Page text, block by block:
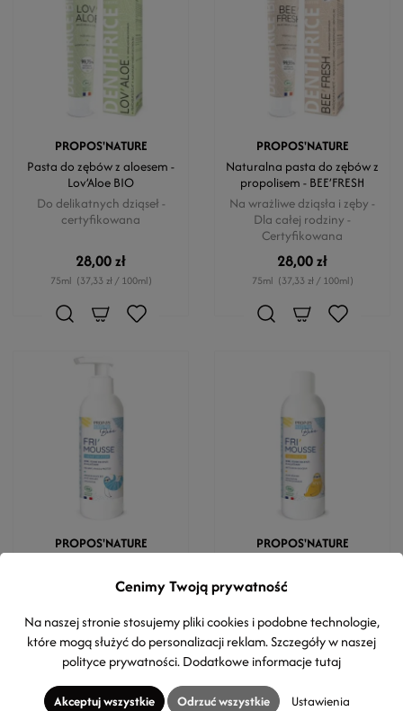
PROPOS'NATURE
Pasta do zębów z aloesem -
Lov’Aloe BIO
Do delikatnych dziąseł -
certyfikowana
28,00 zł
75ml (37,33 zł / 100ml)
PROPOS'NATURE
Naturalna pasta do zębów z
propolisem - BEE’FRESH
Na wrażliwe dziąsła i zęby -
Dla całej rodziny -
Certyfikowana
28,00 zł
75ml (37,33 zł / 100ml)
PROPOS'NATURE
Fri'Mousse
Chroni skórę, łagodzi
podrażnienia
69,00 zł
PROPOS'NATURE
Fri'Mousse
barwników, bez siarczanów i
bez mydła
54,00 zł
Cenimy Twoją prywatność
Na naszej stronie stosujemy pliki cookies i podobne technologie,
które mogą służyć do personalizacji reklam. Szczegóły w naszej
polityce prywatności. Dodatkowe informacjetutaj
Akceptuj wszystkie Odrzuć wszystkie Ustawienia